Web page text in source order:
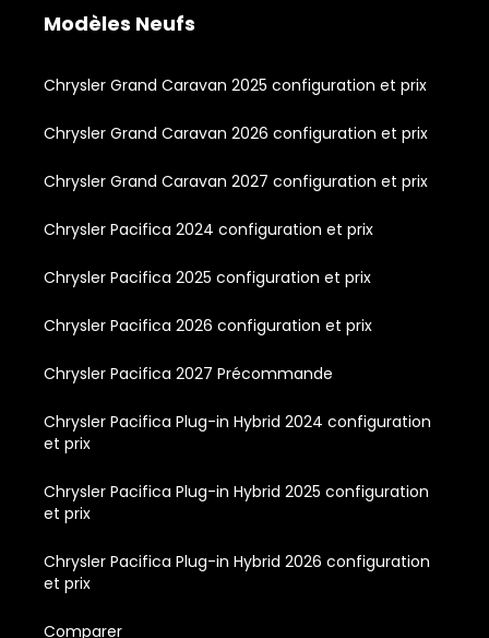
Modèles Neufs
Chrysler Grand Caravan 2025 configuration et prix
Chrysler Grand Caravan 2026 configuration et prix
Chrysler Grand Caravan 2027 configuration et prix
Chrysler Pacifica 2024 configuration et prix
Chrysler Pacifica 2025 configuration et prix
Chrysler Pacifica 2026 configuration et prix
Chrysler Pacifica 2027 Précommande
Chrysler Pacifica Plug-in Hybrid 2024 configuration
et prix
Chrysler Pacifica Plug-in Hybrid 2025 configuration
et prix
Chrysler Pacifica Plug-in Hybrid 2026 configuration
et prix
Comparer